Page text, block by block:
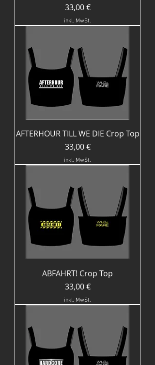
Preis
33,00 €
inkl. MwSt.
AFTERHOUR TILL WE DIE Crop Top
Preis
33,00 €
inkl. MwSt.
ABFAHRT! Crop Top
Preis
33,00 €
inkl. MwSt.